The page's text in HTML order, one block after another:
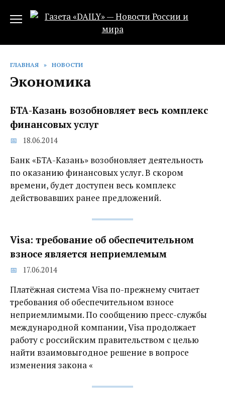
ГЛАВНАЯ » НОВОСТИ
Экономика
БТА-Казань возобновляет весь комплекс
финансовых услуг
18.06.2014
Банк «БТА-Казань» возобновляет деятельность
по оказанию финансовых услуг. В скором
времени, будет доступен весь комплекс
действовавших ранее предложений.
Visa: требование об обеспечительном
взносе является неприемлемым
17.06.2014
Платёжная система Visa по-прежнему считает
требования об обеспечительном взносе
неприемлимыми. По сообщению пресс-службы
международной компании, Visa продолжает
работу с российским правительством с целью
найти взаимовыгодное решение в вопросе
изменения закона «